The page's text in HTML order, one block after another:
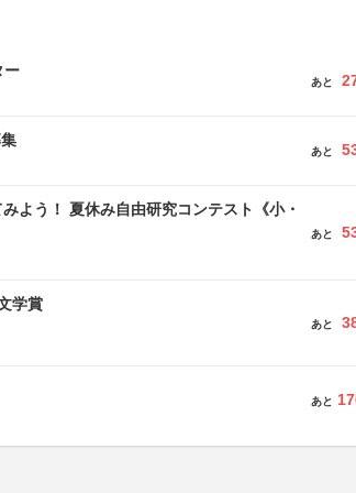
ー
あと
あと
よう！ 夏休み自由研究コンテスト《小・
あと
学賞
あと
あと